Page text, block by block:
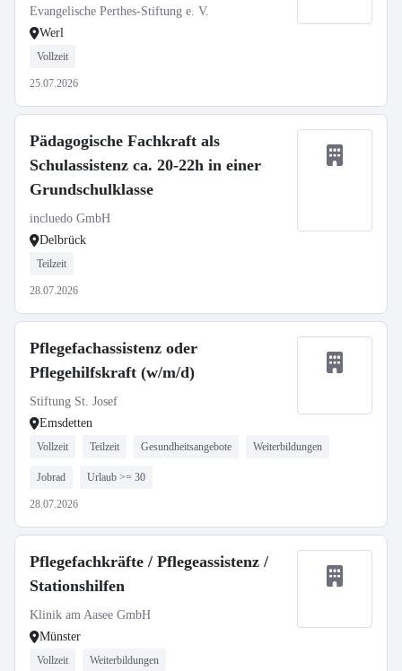
Evangelische Perthes-Stiftung e. V.
Werl
Vollzeit
25.07.2026
Pädagogische Fachkraft als
Schulassistenz ca. 20-22h in einer
Grundschulklasse
incluedo GmbH
Delbrück
Teilzeit
28.07.2026
Pflegefachassistenz oder
Pflegehilfskraft (w/m/d)
Stiftung St. Josef
Emsdetten
Vollzeit Teilzeit Gesundheitsangebote Weiterbildungen
Jobrad Urlaub >= 30
28.07.2026
Pflegefachkräfte / Pflegeassistenz /
Stationshilfen
Klinik am Aasee GmbH
Münster
Vollzeit Weiterbildungen